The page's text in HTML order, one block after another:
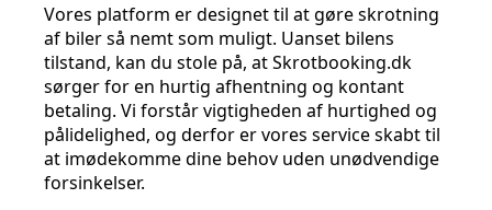
Vores platform er designet til at gøre skrotning
af biler så nemt som muligt. Uanset bilens
tilstand, kan du stole på, at Skrotbooking.dk
sørger for en hurtig afhentning og kontant
betaling. Vi forstår vigtigheden af hurtighed og
pålidelighed, og derfor er vores service skabt til
at imødekomme dine behov uden unødvendige
forsinkelser.